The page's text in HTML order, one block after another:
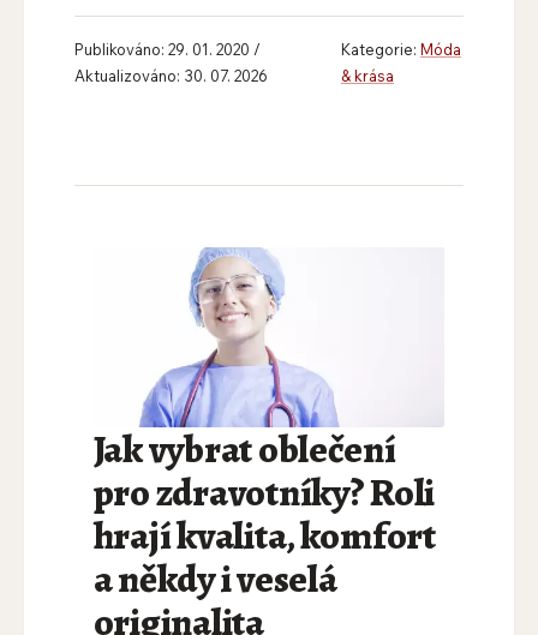
Publikováno: 29. 01. 2020 /
Aktualizováno: 30. 07. 2026
Kategorie: Móda
& krása
Jak vybrat oblečení
pro zdravotníky? Roli
hrají kvalita, komfort
a někdy i veselá
originalita